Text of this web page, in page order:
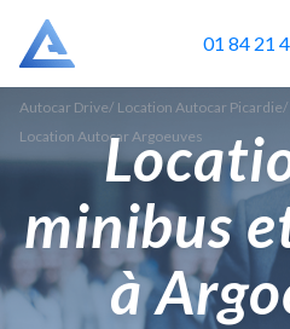
01 84 21
Autocar Drive/ Location Autocar Picardie/
Location Autocar Argoeuves
minibus
à